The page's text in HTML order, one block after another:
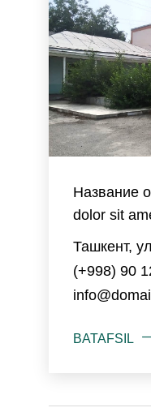
Название
dolor sit
Ташкент,
(+998) 90
BATAFSIL